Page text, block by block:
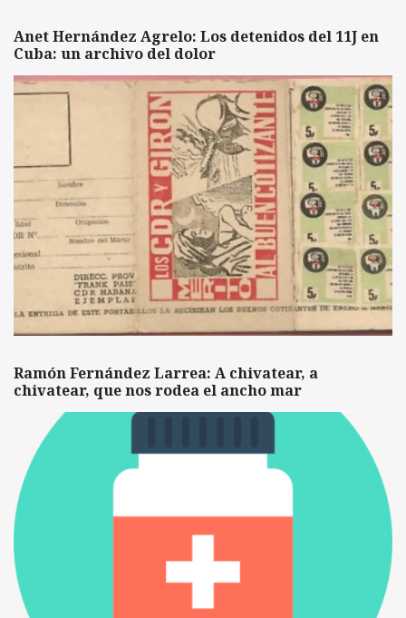
Anet Hernández Agrelo: Los detenidos del 11J en
Cuba: un archivo del dolor
Ramón Fernández Larrea: A chivatear, a
chivatear, que nos rodea el ancho mar